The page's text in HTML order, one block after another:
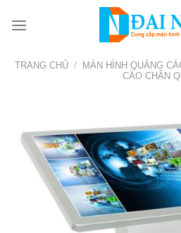
đến
dungTRANG CHỦ / MÀN HÌNH QUẢNG
CÁO CHÂN